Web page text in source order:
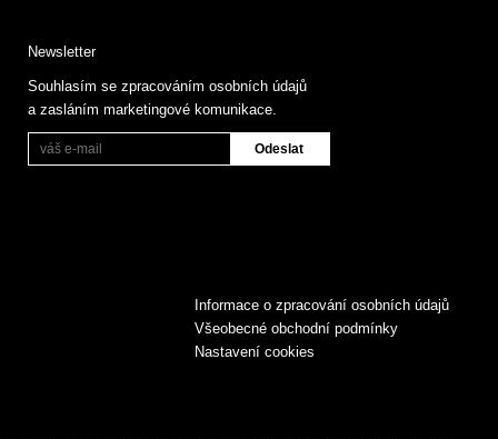
Newsletter
Souhlasím se zpracováním osobních údajů
a zasláním marketingové komunikace.
Informace o zpracování osobních údajů
Všeobecné obchodní podmínky
Nastavení cookies